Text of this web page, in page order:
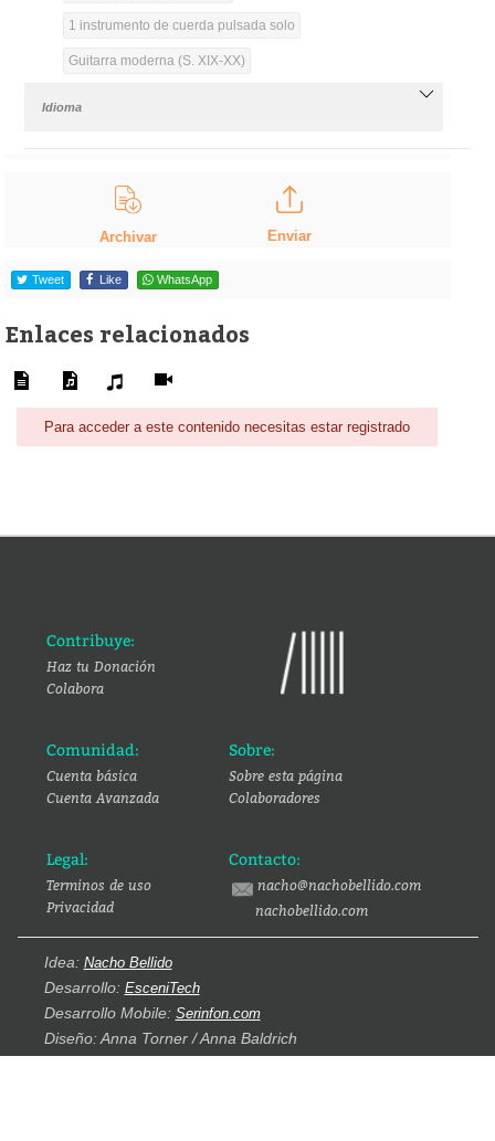
1 instrumento de cuerda pulsada solo
Guitarra moderna (S. XIX-XX)
Idioma
Archivar Enviar
Tweet Like WhatsApp
Enlaces relacionados
Para acceder a este contenido necesitas estar registrado
Contribuye:
Haz tu Donación
Colabora
Comunidad:
Cuenta básica
Cuenta Avanzada
Sobre:
Sobre esta página
Colaboradores
Legal:
Terminos de uso
Privacidad
Contacto:
nacho@nachobellido.com
nachobellido.com
Idea: Nacho Bellido
Desarrollo: EsceniTech
Desarrollo Mobile: Serinfon.com
Diseño: Anna Torner / Anna Baldrich